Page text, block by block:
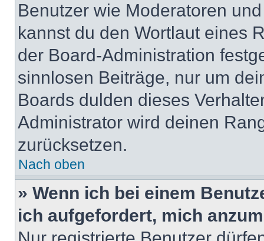
Benutzer wie Moderatoren
kannst du den Wortlaut eines
der Board-Administration
sinnlosen Beiträge, nur um
Boards dulden dieses
Administrator wird deinen
zurücksetzen.
Nach oben
» Wenn ich bei einem
ich aufgefordert, mich